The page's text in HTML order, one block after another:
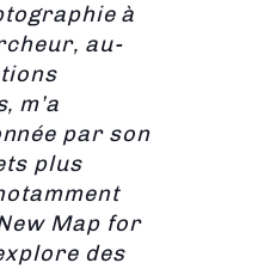
à
au-
m’a
par son
plus
Map for
des